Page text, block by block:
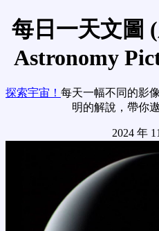
每日一天文圖
Astronomy
探索宇宙！ 每天一幅不同的影
明的解說，帶你
2024 年